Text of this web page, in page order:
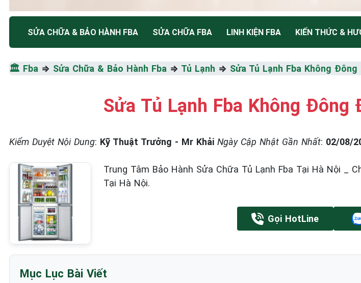
TRUNG TÂM BẢO HÀNH ĐIỆN MÁY HÀ NỘI
SỬA CHỮA & BẢO HÀNH
FBA
Tốc Độ Tối Đa • Chất Lượng Tối Ưu • Chi Phí Tối Thiểu
☎️ 09.86.85.89.22
SỬA CHỮA & BẢO HÀNH FBA SỬA CHỮA FBA LINH KIỆN FBA KIẾN THỨC &
🏛️ Fba ⇒ Sửa Chữa & Bảo Hành Fba ⇒ Tủ Lạnh ⇒ Sửa Tủ Lạnh Fba Không
Sửa Tủ Lạnh Fba Không Đông
Kiểm Duyệt Nội Dung: Kỹ Thuật Trưởng - Mr Khải Ngày Cập Nhật Gần Nhất: 02/08/
Trung Tâm Bảo Hành Sửa Chữa Tủ Lạnh Fba Tại Hà Nội _
Tại Hà Nội.
Gọi HotLine
Mục Lục Bài Viết